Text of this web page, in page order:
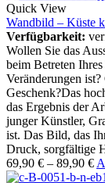
Quick View
Wandbild – Küste
Verfügbarkeit:
Wollen Sie das
beim Betreten
Veränderungen
Geschenk?Das
das Ergebnis der
junger Künstler,
ist. Das Bild, das
Druck, sorgfältige
69,90 € – 89,90 €